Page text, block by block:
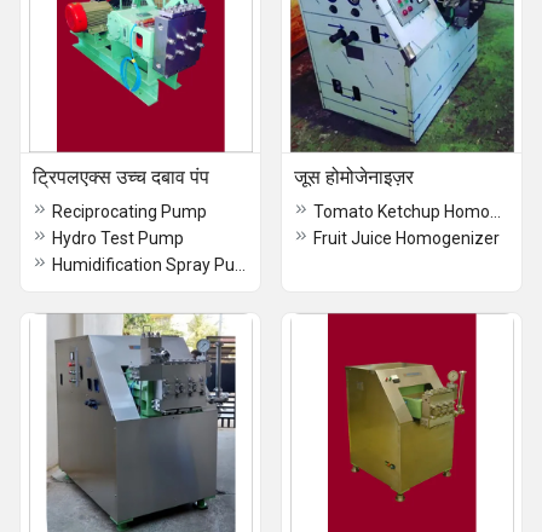
ट्रिपलएक्स उच्च दबाव पंप
Reciprocating Pump
Hydro Test Pump
जूस होमोजेनाइज़र
Fruit Juice Homogenizer